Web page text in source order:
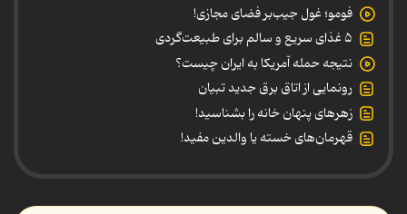
فومو؛ غول جیب‌بر فضای مجازی!
۵ غذای سریع و سالم برای طبیعت‌گردی
نتیجه حمله آمریکا به ایران چیست؟
رونمایی از اتاق برق جدید تبیان
زهرهای پنهان خانه را بشناسید!
قهرمان‌های خسته یا والدین مفید!